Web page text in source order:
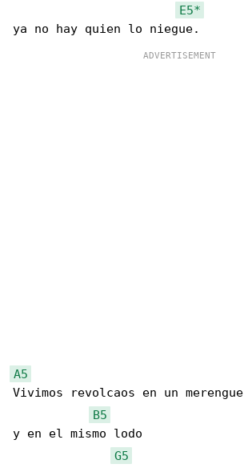
E5*
A5
Vivimos revolcaos en un merengue
B5
y en el mismo lodo
G5